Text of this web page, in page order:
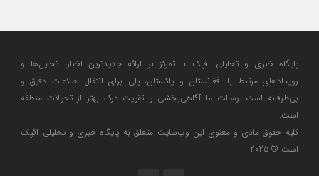
پایگاه خبری و تحلیلی افپک با تمرکز بر ارائه جدیدترین اخبار، تحلیل‌ها و
رویدادهای مرتبط با افغانستان و پاکستان، پلی برای انتقال اطلاعات دقیق و
بی‌طرفانه است. رسالت ما آگاهی‌بخشی و تقویت درک بهتر از تحولات منطقه
است.
کلیه حقوق مادی و معنوی این وب‌سایت متعلق به پایگاه خبری و تحلیلی افپک
است © 2025.